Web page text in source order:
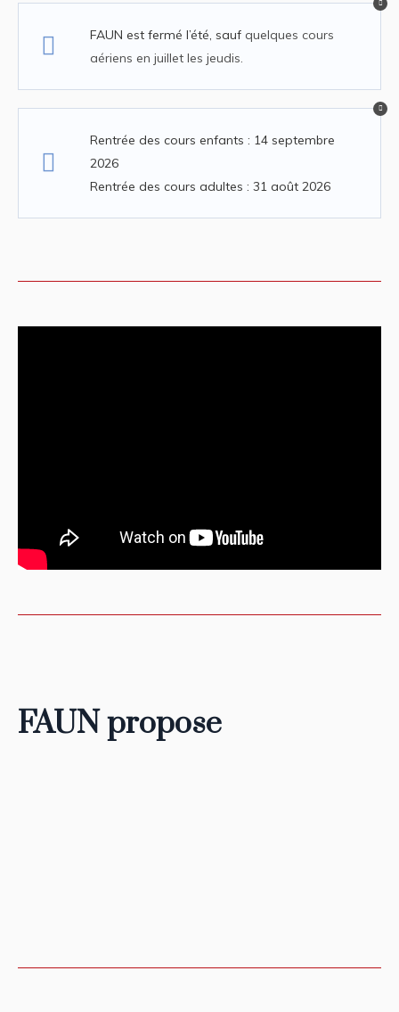
FAUN est fermé l’été, sauf quelques cours
aériens en juillet les jeudis.
Rentrée des cours enfants : 14 septembre
2026
Rentrée des cours adultes : 31 août 2026
FAUN propose